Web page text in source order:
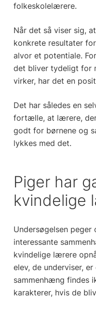
folkeskolelærere.
Når det så viser sig,
konkrete resultater
alvor et potentiale.
det bliver tydeligt for
virker, har det en
Det har således en
fortælle, at lærere,
godt for børnene og
lykkes med det.
Piger har
kvindelige
Undersøgelsen
interessante
kvindelige lærere
elev, de underviser,
sammenhæng findes
karakterer, hvis de